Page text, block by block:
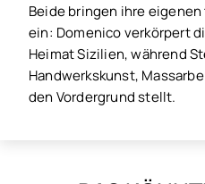
Beide bringen ihre
ein: Domenico verkörpert
Heimat Sizilien, während
Handwerkskunst,
den Vordergrund stellt.